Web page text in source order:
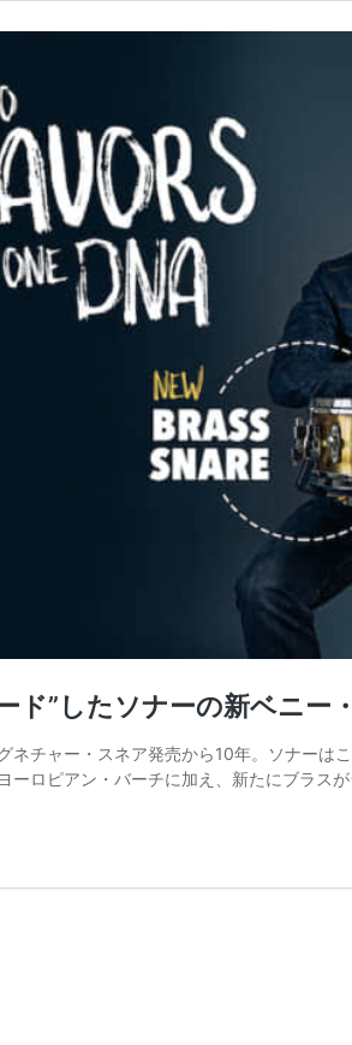
ド”したソナーの新ベニー
ネチャー・スネア発売から10年。ソナーは
ーロピアン・バーチに加え、新たにブラス